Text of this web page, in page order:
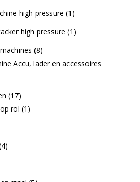
high pressure (1)
high pressure (1)
(8)
Accu, lader en accessoires
(17)
rol (1)